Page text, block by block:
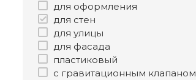
для оформления
для стен
для улицы
для фасада
пластиковый
с гравитационным клапаном